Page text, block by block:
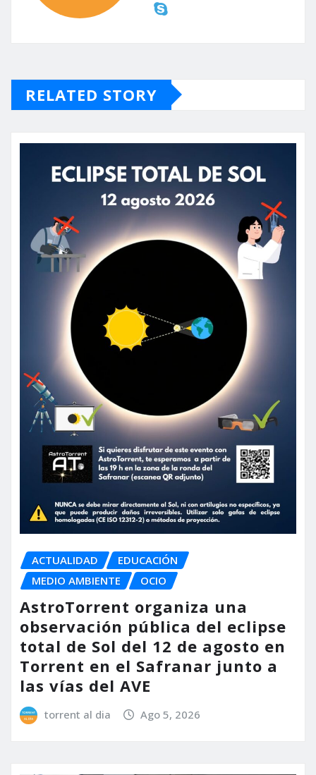
RELATED STORY
ACTUALIDAD
EDUCACIÓN
MEDIO AMBIENTE
OCIO
AstroTorrent organiza una
observación pública del eclipse
total de Sol del 12 de agosto en
Torrent en el Safranar junto a
las vías del AVE
torrent al dia Ago 5, 2026